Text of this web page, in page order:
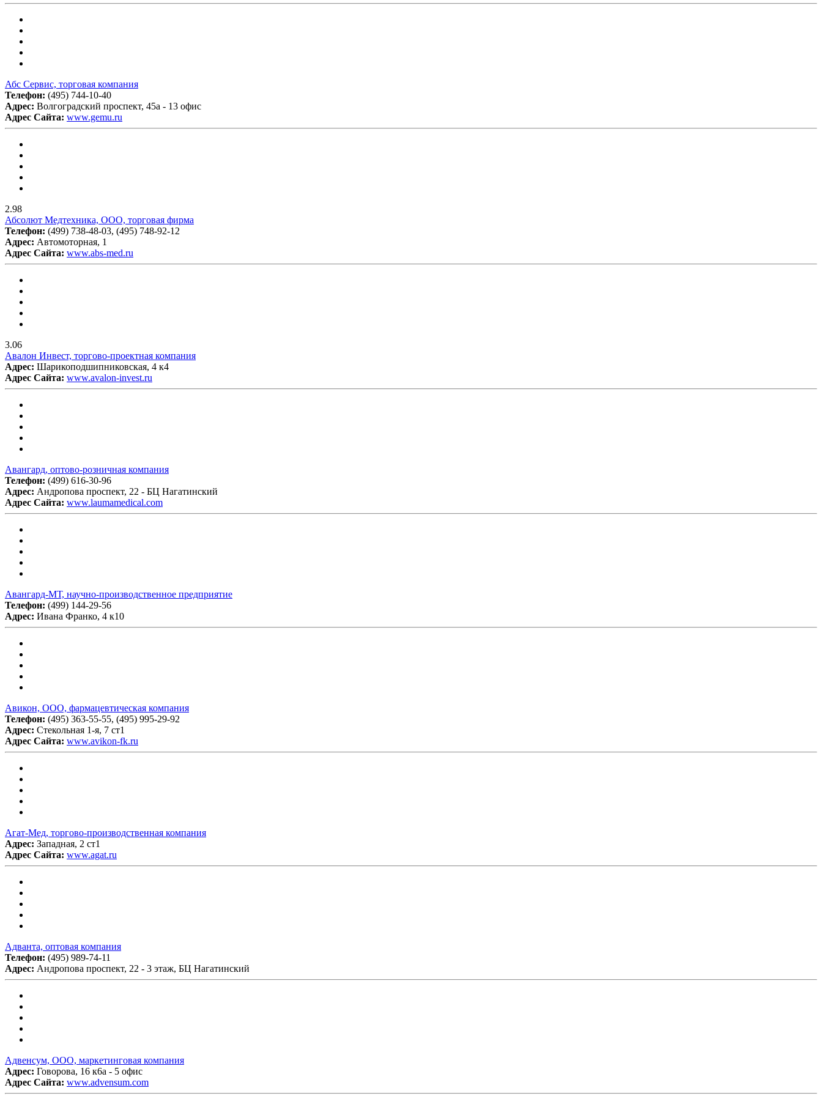
Абс Сервис, торговая компания
Телефон: (495) 744-10-40
Адрес: Волгоградский проспект, 45а - 13 офис
Адрес Сайта: www.gemu.ru
2.98
Абсолют Медтехника, ООО, торговая фирма
Телефон: (499) 738-48-03, (495) 748-92-12
Адрес: Автомоторная, 1
Адрес Сайта: www.abs-med.ru
3.06
Авалон Инвест, торгово-проектная компания
Адрес: Шарикоподшипниковская, 4 к4
Адрес Сайта: www.avalon-invest.ru
Авангард, оптово-розничная компания
Телефон: (499) 616-30-96
Адрес: Андропова проспект, 22 - БЦ Нагатинский
Адрес Сайта: www.laumamedical.com
Авангард-МТ, научно-производственное предприятие
Телефон: (499) 144-29-56
Адрес: Ивана Франко, 4 к10
Авикон, ООО, фармацевтическая компания
Телефон: (495) 363-55-55, (495) 995-29-92
Адрес: Стекольная 1-я, 7 ст1
Адрес Сайта: www.avikon-fk.ru
Агат-Мед, торгово-производственная компания
Адрес: Западная, 2 ст1
Адрес Сайта: www.agat.ru
Адванта, оптовая компания
Телефон: (495) 989-74-11
Адрес: Андропова проспект, 22 - 3 этаж, БЦ Нагатинский
Адвенсум, ООО, маркетинговая компания
Адрес: Говорова, 16 к6а - 5 офис
Адрес Сайта: www.advensum.com